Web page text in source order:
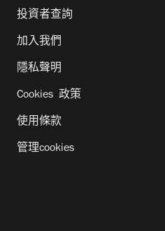
投資者查詢
加入我們
隱私聲明
Cookies 政策
使用條款
管理cookies